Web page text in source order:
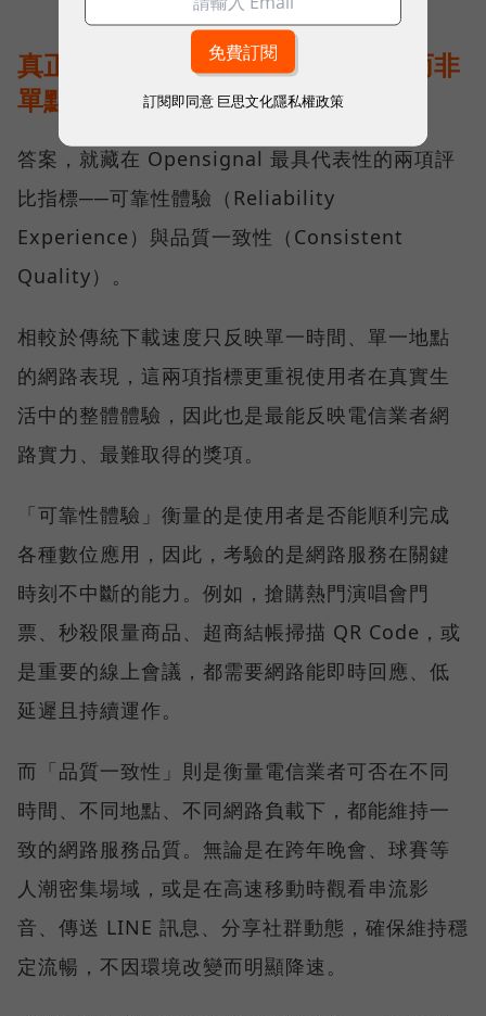
真正的好網路，比的是長期穩定、而非
單點測速
答案，就藏在 Opensignal 最具代表性的兩項評
比指標──可靠性體驗（Reliability
Experience）與品質一致性（Consistent
Quality）。
相較於傳統下載速度只反映單一時間、單一地點
的網路表現，這兩項指標更重視使用者在真實生
活中的整體體驗，因此也是最能反映電信業者網
路實力、最難取得的獎項。
「可靠性體驗」衡量的是使用者是否能順利完成
各種數位應用，因此，考驗的是網路服務在關鍵
時刻不中斷的能力。例如，搶購熱門演唱會門
票、秒殺限量商品、超商結帳掃描 QR Code，或
是重要的線上會議，都需要網路能即時回應、低
延遲且持續運作。
而「品質一致性」則是衡量電信業者可否在不同
時間、不同地點、不同網路負載下，都能維持一
致的網路服務品質。無論是在跨年晚會、球賽等
人潮密集場域，或是在高速移動時觀看串流影
音、傳送 LINE 訊息、分享社群動態，確保維持穩
定流暢，不因環境改變而明顯降速。
訂閱即同意 巨思文化隱私權政策